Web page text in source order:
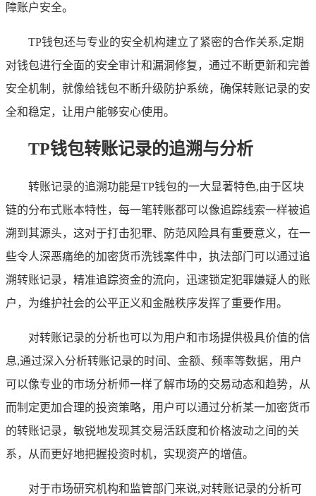
障账户安全。
TP钱包还与专业的安全机构建立了紧密的合作关系,定期
对钱包进行全面的安全审计和漏洞修复，通过不断更新和完善
安全机制，就像给钱包不断升级防护系统，确保转账记录的安
全和稳定，让用户能够安心使用。
TP钱包转账记录的追溯与分析
转账记录的追溯功能是TP钱包的一大显著特色,由于区块
链的分布式账本特性，每一笔转账都可以像追踪线索一样被追
溯到其源头，这对于打击犯罪、防范风险具有重要意义，在一
些令人深恶痛绝的加密货币洗钱案件中，执法部门可以通过追
溯转账记录，精准追踪资金的流向，迅速锁定犯罪嫌疑人的账
户，为维护社会的公平正义和金融秩序发挥了重要作用。
对转账记录的分析也可以为用户和市场提供极具价值的信
息,通过深入分析转账记录的时间、金额、频率等数据，用户
可以像专业的市场分析师一样了解市场的交易动态和趋势，从
而制定更加合理的投资策略，用户可以通过分析某一加密货币
的转账记录，敏锐地发现其交易活跃度和价格波动之间的关
系，从而更好地把握投资时机，实现资产的增值。
对于市场研究机构和监管部门来说,对转账记录的分析可